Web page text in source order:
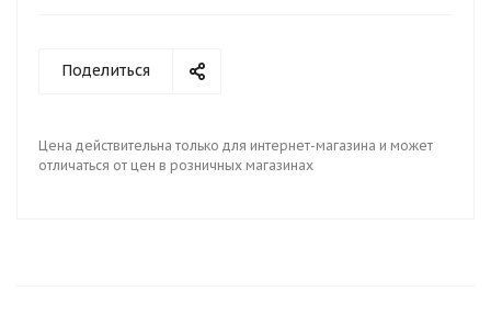
Поделиться
Цена действительна только для интернет-магазина и может
отличаться от цен в розничных магазинах